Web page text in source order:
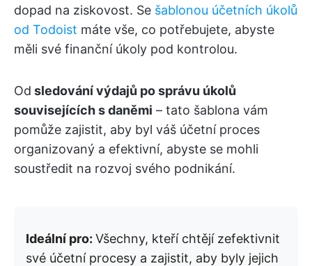
dopad na ziskovost. Se šablonou účetních úkolů
od Todoist máte vše, co potřebujete, abyste
měli své finanční úkoly pod kontrolou.
Od sledování výdajů po správu úkolů
souvisejících s daněmi – tato šablona vám
pomůže zajistit, aby byl váš účetní proces
organizovaný a efektivní, abyste se mohli
soustředit na rozvoj svého podnikání.
Ideální pro: Všechny, kteří chtějí zefektivnit
své účetní procesy a zajistit, aby byly jejich